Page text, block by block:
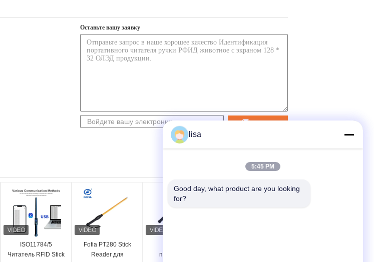
Оставьте вашу заявку
контакт
ISO11784/5
Читатель RFID Stick
Fofia PT280 Stick
Reader для
портативный
lisa
5:45 PM
Good day, what product are you looking
for?